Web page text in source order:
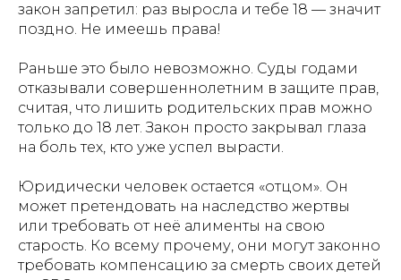
закон запретил: раз выросла и тебе 18 — значит
поздно. Не имеешь права!
Раньше это было невозможно. Суды годами
отказывали совершеннолетним в защите прав,
считая, что лишить родительских прав можно
только до 18 лет. Закон просто закрывал глаза
на боль тех, кто уже успел вырасти.
Юридически человек остается «отцом». Он
может претендовать на наследство жертвы
или требовать от неё алименты на свою
старость. Ко всему прочему, они могут законно
требовать компенсацию за смерть своих детей